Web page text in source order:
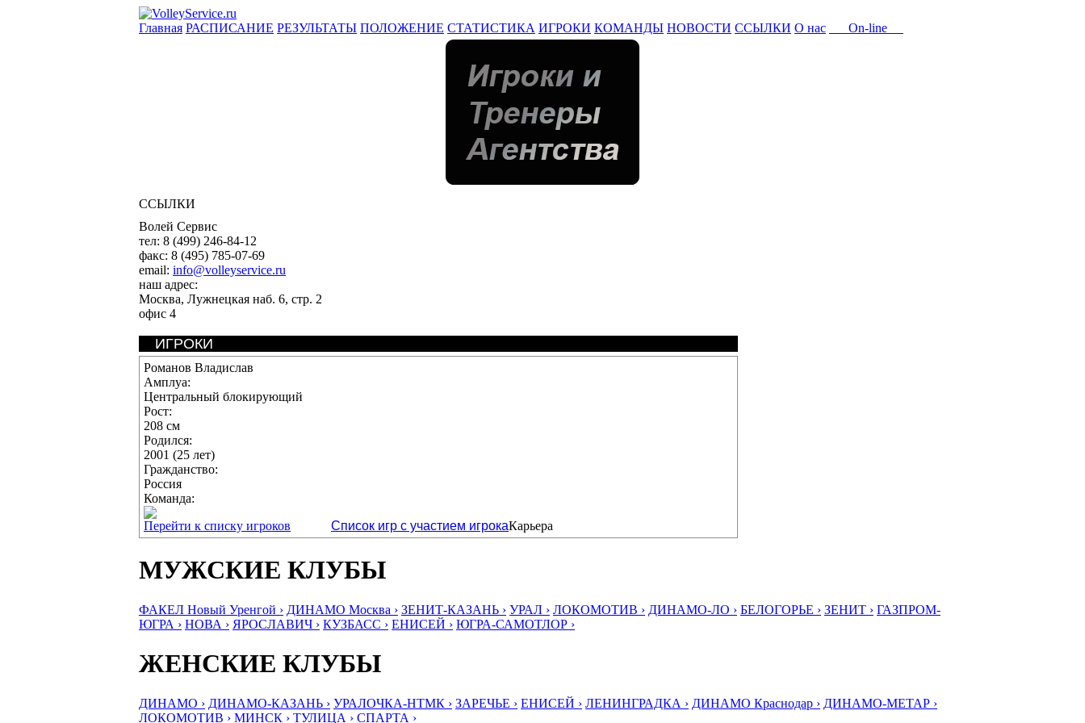
Главная РАСПИСАНИЕ РЕЗУЛЬТАТЫ ПОЛОЖЕНИЕ СТАТИСТИКА ИГРОКИ КОМАНДЫ НОВОСТИ ССЫЛКИ О нас On-line
ССЫЛКИ
Волей Сервис
тел: 8 (499) 246-84-12
факс: 8 (495) 785-07-69
email: info@volleyservice.ru
наш адрес:
Москва, Лужнецкая наб. 6, стр. 2
офис 4
ИГРОКИ
Романов Владислав
Амплуа:
Центральный блокирующий
Рост:
208 см
Родился:
2001 (25 лет)
Гражданство:
Россия
Команда:
Перейти к списку игроков
Список игр с участием игрокаКарьера
МУЖСКИЕ КЛУБЫ
ФАКЕЛ Новый Уренгой › ДИНАМО Москва › ЗЕНИТ-КАЗАНЬ › УРАЛ › ЛОКОМОТИВ › ДИНАМО-ЛО › БЕЛОГОРЬЕ › ЗЕНИТ › ГАЗПРОМ-
ЮГРА › НОВА › ЯРОСЛАВИЧ › КУЗБАСС › ЕНИСЕЙ › ЮГРА-САМОТЛОР ›
ЖЕНСКИЕ КЛУБЫ
ДИНАМО › ДИНАМО-КАЗАНЬ › УРАЛОЧКА-НТМК › ЗАРЕЧЬЕ › ЕНИСЕЙ › ЛЕНИНГРАДКА › ДИНАМО Краснодар › ДИНАМО-МЕТАР ›
ЛОКОМОТИВ › МИНСК › ТУЛИЦА › СПАРТА ›